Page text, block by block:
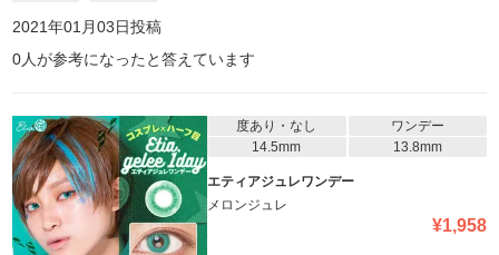
2021年01月03日投稿
0人が参考になったと答えています
度あり・なし
ワンデー
14.5mm
13.8mm
エティアジュレワンデー
メロンジュレ
¥1,958